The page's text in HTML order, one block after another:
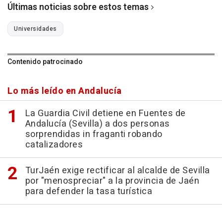
Últimas noticias sobre estos temas
Universidades
Contenido patrocinado
Lo más leído en Andalucía
La Guardia Civil detiene en Fuentes de
Andalucía (Sevilla) a dos personas
sorprendidas in fraganti robando
catalizadores
TurJaén exige rectificar al alcalde de Sevilla
por "menospreciar" a la provincia de Jaén
para defender la tasa turística